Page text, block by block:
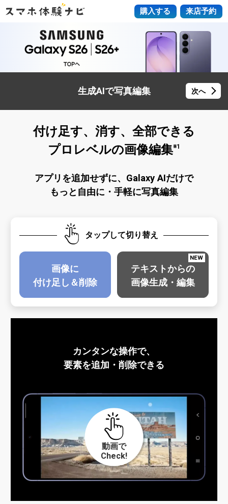
購入する 来店予約
生成AIで写真編集 次へ
付け足す、消す、全部できる
プロレベルの画像編集※1
アプリを追加せずに、Galaxy AIだけで
もっと自由に・手軽に写真編集
タップして切り替え
画像に
付け足し＆削除
テキストからの
画像生成・編集
NEW
カンタンな操作で、
要素を追加・削除できる
動画で
Check!